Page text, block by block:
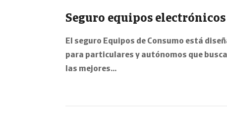
Seguro equipos electrónicos
El seguro Equipos de Consumo está
para particulares y autónomos que
las mejores…